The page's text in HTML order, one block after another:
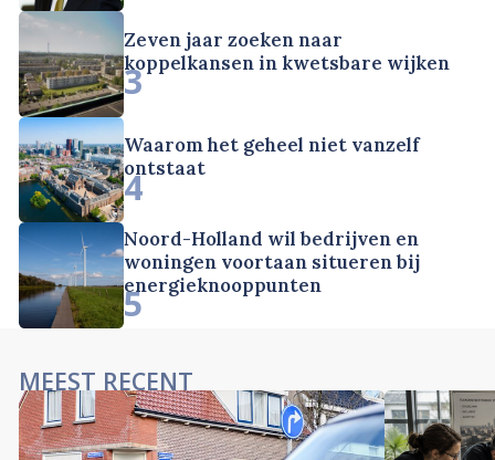
Zeven jaar zoeken naar
koppelkansen in kwetsbare wijken
3
Waarom het geheel niet vanzelf
ontstaat
4
Noord-Holland wil bedrijven en
woningen voortaan situeren bij
energieknooppunten
5
MEEST RECENT